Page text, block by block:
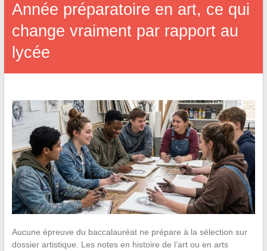
Année préparatoire en art, ce qui
change vraiment par rapport au
lycée
Aucune épreuve du baccalauréat ne prépare à la sélection sur
dossier artistique. Les notes en histoire de l’art ou en arts